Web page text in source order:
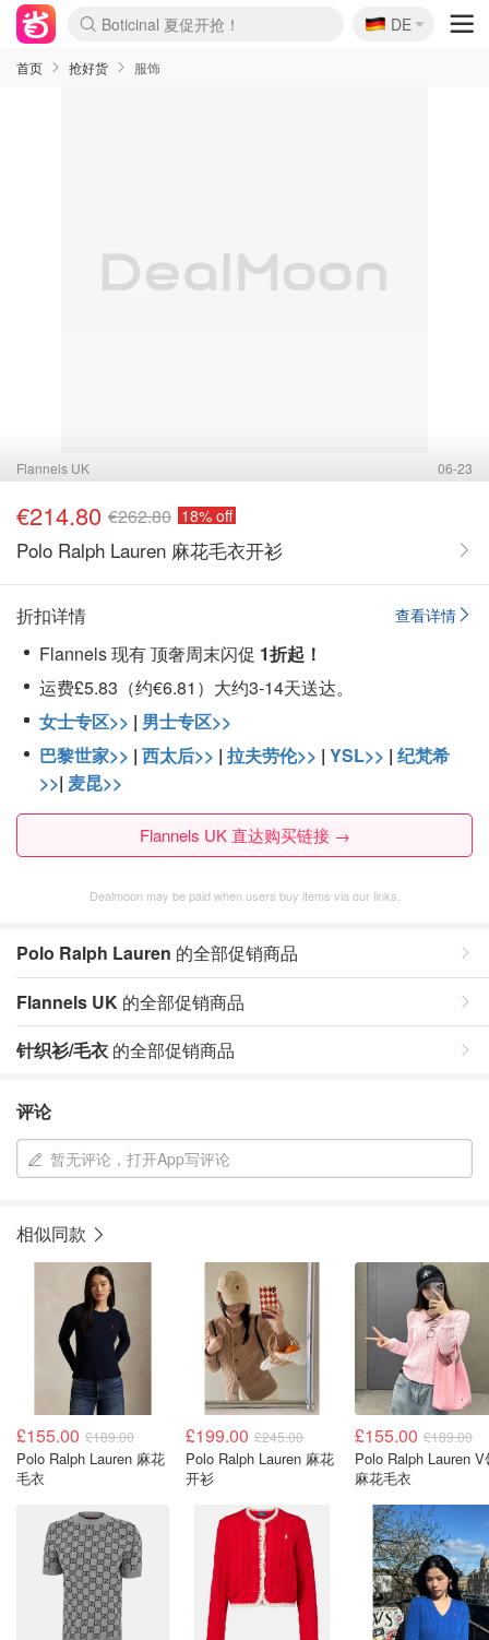
Boticinal 夏促开抢！
4折！lulu周四疯狂上新
还没结束！&OtherStories大促
Joybuy变相75折 随时失效
速领！Stanley独家85折
疑似霸哥！Camper额外叠85折
Zalando 奥莱闪促！每日更新
Moncler反季囤！5折起+叠9折
Coach Brooklyn仅€192
🇩🇪
DE
首页 抢好货 服饰
Flannels UK 06-23
€214.80 €262.80 18% off
Polo Ralph Lauren 麻花毛衣开衫
查看详情
折扣详情
Flannels 现有 顶奢周末闪促 1折起！
运费£5.83（约€6.81）大约3-14天送达。
女士专区>> | 男士专区>>
巴黎世家>> | 西太后>> | 拉夫劳伦>> | YSL>> | 纪梵希
>>| 麦昆>>
Flannels UK 直达购买链接 →
Dealmoon may be paid when users buy items via our links.
Polo Ralph Lauren 的全部促销商品
Flannels UK 的全部促销商品
针织衫/毛衣 的全部促销商品
评论
暂无评论，打开App写评论
相似同款
£155.00 £189.00
Polo Ralph Lauren 麻花
毛衣
£199.00 £245.00
Polo Ralph Lauren 麻花
开衫
£155.00 £189.00
Polo Ralph Lauren V
麻花毛衣